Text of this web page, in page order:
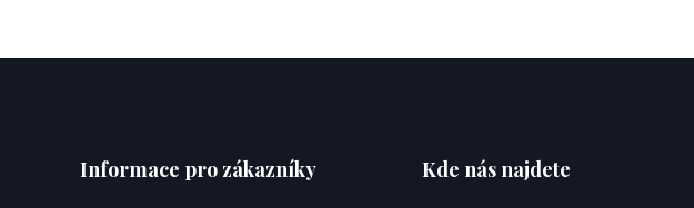
Informace pro zákazníky Kde nás najdete